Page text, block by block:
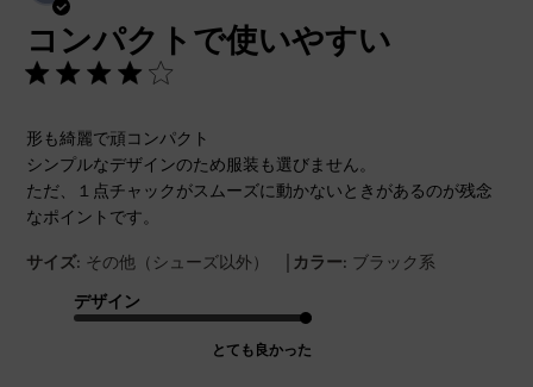
コンパクトで使いやすい
形も綺麗で頑コンパクト
シンプルなデザインのため服装も選びません。
ただ、１点チャックがスムーズに動かないときがあるのが残念
なポイントです。
サイズ: その他（シューズ以外） | カラー: ブラック系
デザイン
とても良かった